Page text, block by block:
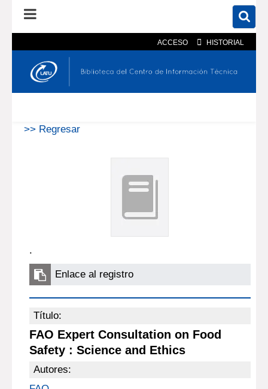
ACCESO HISTORIAL
En el catálogo En el sitio
>> Regresar
.
Enlace al registro
Título:
FAO Expert Consultation on Food
Safety : Science and Ethics
Autores: